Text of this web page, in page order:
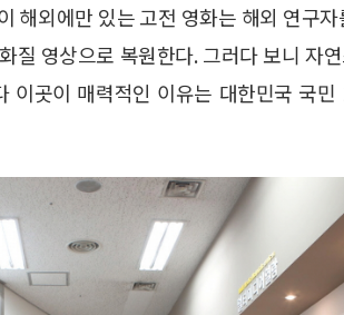
해외에만 있는 고전 영화는 해외 연구
질 영상으로 복원한다. 그러다 보니 자
이곳이 매력적인 이유는 대한민국 국